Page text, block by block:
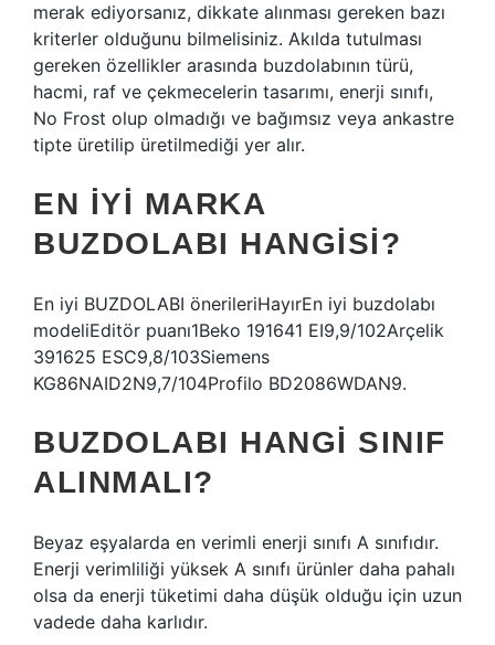
merak ediyorsanız, dikkate alınması gereken bazı
kriterler olduğunu bilmelisiniz. Akılda tutulması
gereken özellikler arasında buzdolabının türü,
hacmi, raf ve çekmecelerin tasarımı, enerji sınıfı,
No Frost olup olmadığı ve bağımsız veya ankastre
tipte üretilip üretilmediği yer alır.
EN IYI MARKA
BUZDOLABI HANGISI?
En iyi BUZDOLABI önerileriHayırEn iyi buzdolabı
modeliEditör puanı1Beko 191641 EI9,9/102Arçelik
391625 ESC9,8/103Siemens
KG86NAID2N9,7/104Profilo BD2086WDAN9.
BUZDOLABI HANGI SINIF
ALINMALI?
Beyaz eşyalarda en verimli enerji sınıfı A sınıfıdır.
Enerji verimliliği yüksek A sınıfı ürünler daha pahalı
olsa da enerji tüketimi daha düşük olduğu için uzun
vadede daha karlıdır.